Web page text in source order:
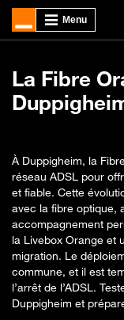
La Fibre
À Duppigheim, la
réseau ADSL pour
et fiable. Cette
avec la fibre optique,
accompagnement
la Livebox Orange et
migration. Le
commune, et il est
l’arrêt de l’ADSL.
Duppigheim et